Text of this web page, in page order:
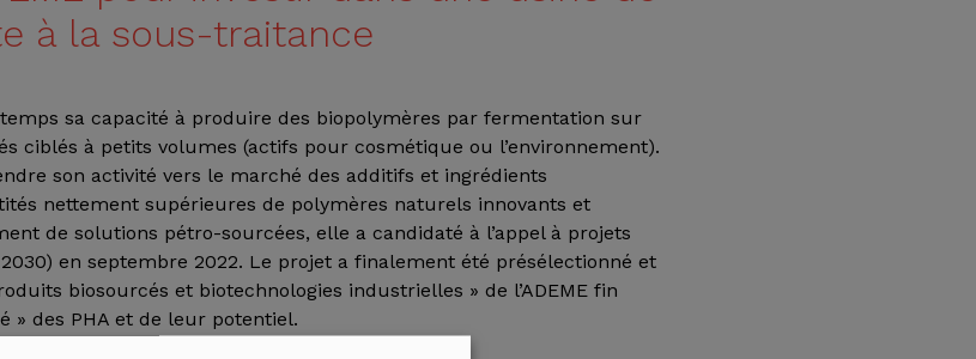
à la sous-traitance
sa capacité à produire des biopolymères par fermentation sur
ciblés à petits volumes (actifs pour cosmétique ou l’environnement).
son activité vers le marché des additifs et ingrédients
nettement supérieures de polymères naturels innovants et
de solutions pétro-sourcées, elle a candidaté à l’appel à projets
en septembre 2022. Le projet a finalement été présélectionné et
biosourcés et biotechnologies industrielles » de l’ADEME fin
» des PHA et de leur potentiel.